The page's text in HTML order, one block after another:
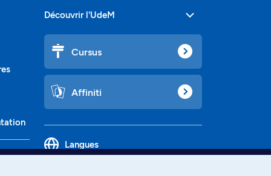
Découvrir l'UdeM
Cursus
Affiniti
Langues